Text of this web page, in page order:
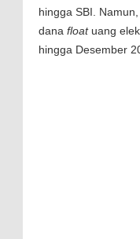
hingga SBI.
dana floatuang
hingga Desember